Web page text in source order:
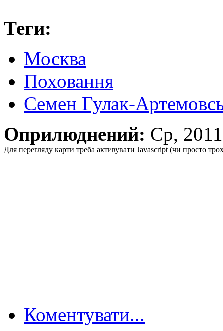
Теги:
Москва
Поховання
Семен Гулак-
Оприлюднений: Ср,
Для перегляду карти треба активувати Javascript (чи просто
Коментувати...